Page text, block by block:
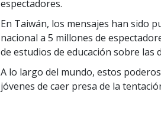
espectadores.
En Taiwán, los mensajes han sido
nacional a 5 millones de
de estudios de educación sobre las
A lo largo del mundo, estos
jóvenes de caer presa de la